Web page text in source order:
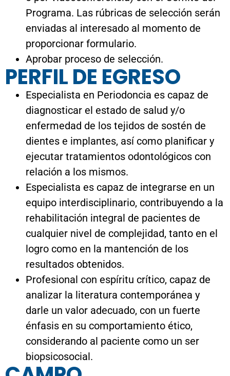
Especialista en Periodoncia es capaz de
diagnosticar el estado de salud y/o
enfermedad de los tejidos de sostén de
dientes e implantes, así como planificar y
ejecutar tratamientos odontológicos con
relación a los mismos.
Especialista es capaz de integrarse en un
equipo interdisciplinario, contribuyendo a la
rehabilitación integral de pacientes de
cualquier nivel de complejidad, tanto en el
logro como en la mantención de los
resultados obtenidos.
Profesional con espíritu crítico, capaz de
analizar la literatura contemporánea y
darle un valor adecuado, con un fuerte
énfasis en su comportamiento ético,
considerando al paciente como un ser
biopsicosocial.
CAMPO
OCUPACIONAL
Establecido: El campo ocupacional del o la
Especialista en Periodoncia abarca el
ámbito de atención en consulta privada, así